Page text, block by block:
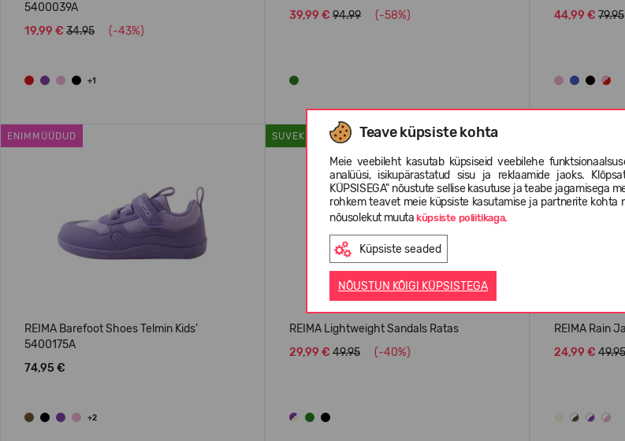
Teave küpsiste kohta
Meie veebileht kasutab küpsiseid veebilehe
analüüsi, isikupärastatud sisu ja reklaamide jaoks.
KÜPSISEGA" nõustute sellise kasutuse ja teabe jagamisega
rohkem teavet meie küpsiste kasutamise ja partnerite kohta
nõusolekut muutaküpsiste poliitikaga.
Küpsiste seaded
NÕUSTUN KÕIGI KÜPSISTEGA
5400039A
19,99 € 34.95 (-43%)
+1
39,99 € 94.99 (-58%)
44,99 € 79.95
ENIMMÜÜDUD
REIMA Barefoot Shoes Telmin Kids'
5400175A
74,95 €
+2
SUVEKS
REIMA Lightweight Sandals Ratas
29,99 € 49.95 (-40%)
REIMA Rain
24,99 € 49.95